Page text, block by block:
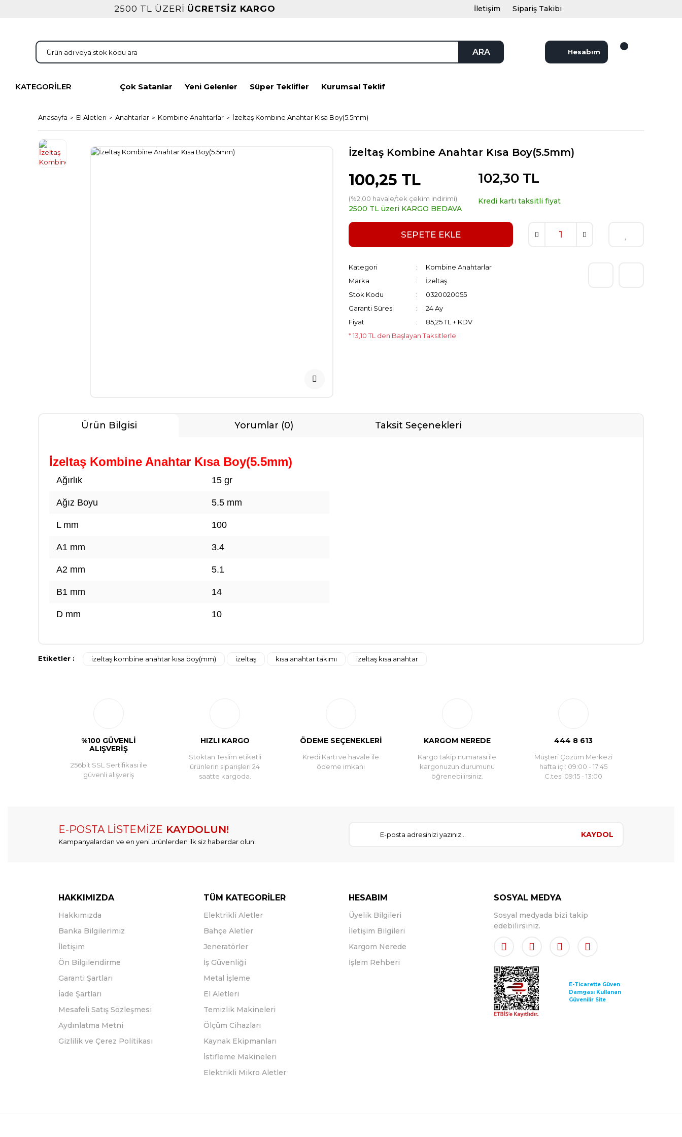
2500 TL ÜZERİ ÜCRETSİZ KARGO İletişim Sipariş Takibi
ARA Hesabım
KATEGORİLER Çok Satanlar Yeni Gelenler Süper Teklifler Kurumsal Teklif
Anasayfa El Aletleri Anahtarlar Kombine Anahtarlar İzeltaş Kombine Anahtar Kısa Boy(5.5mm)
İzeltaş Kombine Anahtar Kısa Boy(5.5mm)
100,25 TL
(%2,00 havale/tek çekim indirimi)
2500 TL üzeri KARGO BEDAVA
102,30 TL
Kredi kartı taksitli fiyat
SEPETE EKLE
Kategori
Kombine Anahtarlar
Marka
İzeltaş
Stok Kodu
0320020055
Garanti Süresi
24 Ay
Fiyat
85,25 TL + KDV
* 13,10 TL den Başlayan Taksitlerle
Ürün Bilgisi Yorumlar (0) Taksit Seçenekleri
İzeltaş Kombine Anahtar Kısa Boy(5.5mm)
Ağırlık 15 gr
Ağız Boyu 5.5 mm
L mm 100
A1 mm 3.4
A2 mm 5.1
B1 mm 14
D mm 10
Bu ürüne ilk yorumu siz yapın!
Etiketler : izeltaş kombine anahtar kısa boy(mm) izeltaş kısa anahtar takımı izeltaş kısa anahtar
%100 GÜVENLİ
ALIŞVERİŞ
256bit SSL Sertifikası ile
güvenli alışveriş
HIZLI KARGO
Stoktan Teslim etiketli
ürünlerin siparişleri 24
saatte kargoda.
ÖDEME SEÇENEKLERİ
Kredi Kartı ve havale ile
ödeme imkanı
KARGOM NEREDE
Kargo takip numarası ile
kargonuzun durumunu
öğrenebilirsiniz.
444 8 613
Müşteri Çözüm Merkezi
hafta içi: 09:00 - 17:45
C.tesi 09:15 - 13:00
E-POSTA LİSTEMİZE KAYDOLUN!
Kampanyalardan ve en yeni ürünlerden ilk siz haberdar olun!
KAYDOL
HAKKIMIZDA
Hakkımızda
Banka Bilgilerimiz
İletişim
Ön Bilgilendirme
Garanti Şartları
İade Şartları
Mesafeli Satış Sözleşmesi
Aydınlatma Metni
Gizlilik ve Çerez Politikası
TÜM KATEGORİLER
Elektrikli Aletler
Bahçe Aletler
Jeneratörler
İş Güvenliği
Metal İşleme
El Aletleri
Temizlik Makineleri
Ölçüm Cihazları
Kaynak Ekipmanları
İstifleme Makineleri
Elektrikli Mikro Aletler
HESABIM
Üyelik Bilgileri
İletişim Bilgileri
Kargom Nerede
İşlem Rehberi
SOSYAL MEDYA
Sosyal medyada bizi takip
edebilirsiniz.
E-Ticarette Güven
Damgası Kullanan
Güvenilir Site